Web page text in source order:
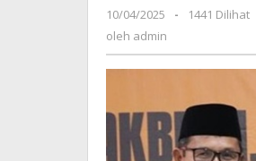
10/04/2025
oleh
-
1441 Dilihat
oleh admin